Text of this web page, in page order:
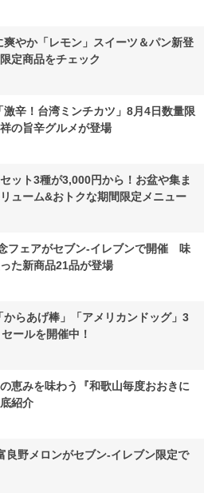
爽やか「レモン」スイーツ＆パン新登
定商品をチェック
辛！台湾ミンチカツ」8月4日数量限
の旨辛グルメが登場
ット3種が3,000円から！お盆や集ま
ューム&おトクな期間限定メニュー
フェアがセブン-イレブンで開催 味
た新商品21品が登場
からあげ棒」「アメリカンドッグ」3
ールを開催中！
恵みを味わう『和歌山毎度おおきに
紹介
野メロンがセブン‐イレブン限定で